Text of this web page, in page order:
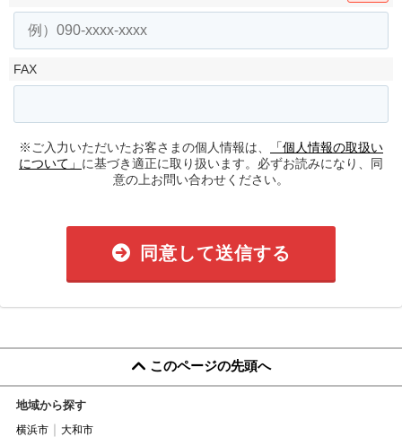
FAX
※ご入力いただいたお客さまの個人情報は、
「個人情報の取扱い
について」 に基づき適正に取り扱います。必ずお読みになり、同
意の上お問い合わせください。
同意して送信する
このページの先頭へ
地域から探す
横浜市 大和市